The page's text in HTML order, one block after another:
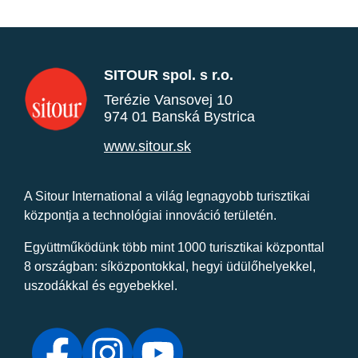
SITOUR spol. s r.o.
Terézie Vansovej 10
974 01 Banská Bystrica
www.sitour.sk
A Sitour International a világ legnagyobb turisztikai
központja a technológiai innováció területén.
Együttműködünk több mint 1000 turisztikai központtal
8 országban: síközpontokkal, hegyi üdülőhelyekkel,
uszodákkal és egyebekkel.